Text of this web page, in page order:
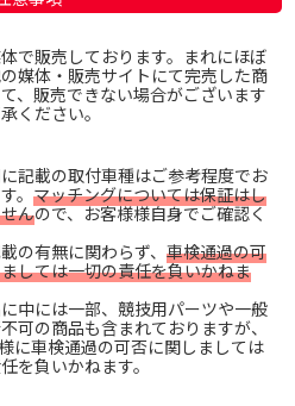
で販売しております。まれにほぼ
媒体・販売サイトにて完売した商
、販売できない場合がございます
ください。
記載の取付車種はご参考程度でお
。 マッチングについては保証はし
んので、お客様様自身でご確認く
の有無に関わらず、 車検通過の可
しては一切の責任を負いかねま
中には一部、競技用パーツや一般
可の商品も含まれておりますが、
に車検通過の可否に関しましては
を負いかねます。